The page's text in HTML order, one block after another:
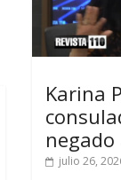
Karina
negado
julio 26,